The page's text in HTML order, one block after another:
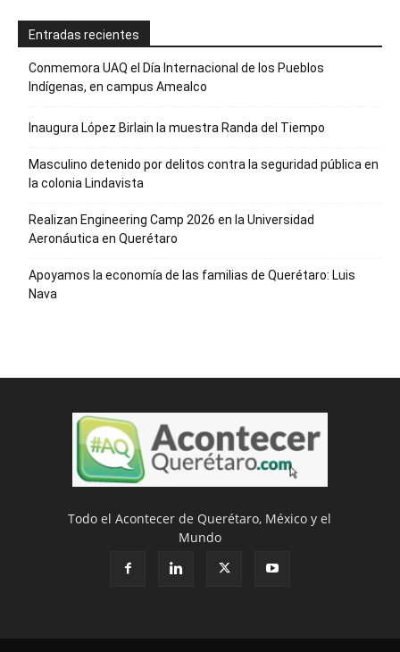
Entradas recientes
Conmemora UAQ el Día Internacional de los Pueblos
Indígenas, en campus Amealco
Inaugura López Birlain la muestra Randa del Tiempo
Masculino detenido por delitos contra la seguridad pública en
la colonia Lindavista
Realizan Engineering Camp 2026 en la Universidad
Aeronáutica en Querétaro
Apoyamos la economía de las familias de Querétaro: Luis
Nava
Todo el Acontecer de Querétaro, México y el
Mundo